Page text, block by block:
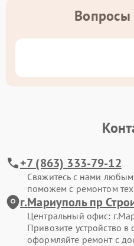
Вопросы
+7 (863) 333-79-12
Свяжитесь с нами
поможем с ремонтом
г.Мариуполь пр
Центральный офис:
Привозите устройство в
оформляйте ремонт с